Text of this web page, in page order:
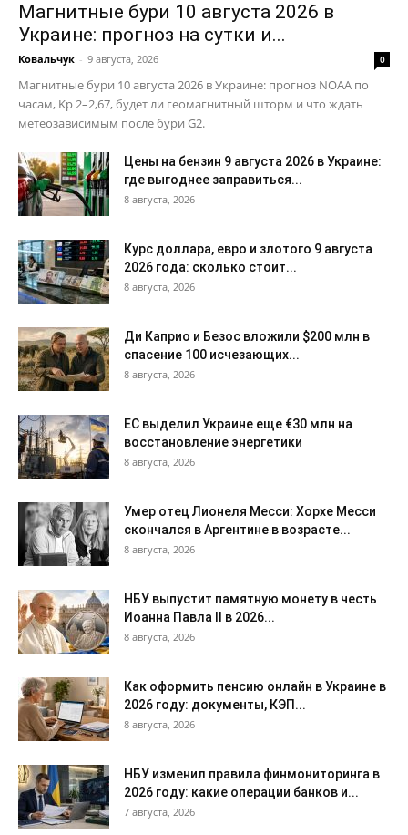
Магнитные бури 10 августа 2026 в
Украине: прогноз на сутки и...
Ковальчук - 9 августа, 2026 0
Магнитные бури 10 августа 2026 в Украине: прогноз NOAA по
часам, Kp 2–2,67, будет ли геомагнитный шторм и что ждать
метеозависимым после бури G2.
Цены на бензин 9 августа 2026 в Украине:
где выгоднее заправиться...
8 августа, 2026
Курс доллара, евро и злотого 9 августа
2026 года: сколько стоит...
8 августа, 2026
Ди Каприо и Безос вложили $200 млн в
спасение 100 исчезающих...
8 августа, 2026
ЕС выделил Украине еще €30 млн на
восстановление энергетики
8 августа, 2026
Умер отец Лионеля Месси: Хорхе Месси
скончался в Аргентине в возрасте...
8 августа, 2026
НБУ выпустит памятную монету в честь
Иоанна Павла II в 2026...
8 августа, 2026
Как оформить пенсию онлайн в Украине в
2026 году: документы, КЭП...
8 августа, 2026
НБУ изменил правила финмониторинга в
2026 году: какие операции банков и...
7 августа, 2026